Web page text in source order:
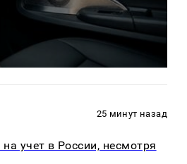
25 минут назад
учет в России, несмотря